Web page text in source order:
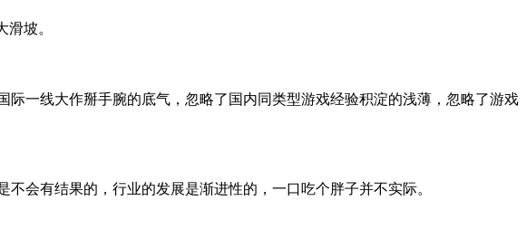
坡。
一线大作掰手腕的底气，忽略了国内同类型游戏经验积淀的浅薄，忽略了游戏
会有结果的，行业的发展是渐进性的，一口吃个胖子并不实际。